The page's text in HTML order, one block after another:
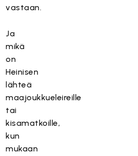
vastaan.
Ja
mikä
on
Heinisen
lähteä
maajoukkueleireille
tai
kisamatkoille,
kun
mukaan